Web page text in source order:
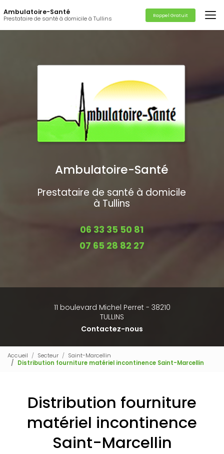
au
contenu
principal
Ambulatoire-Santé
Prestataire de santé à domicile à Tullins Rappel Gratuit
Ambulatoire-Santé
Prestataire de santé à domicile
à Tullins
06 33 35 50 81
07 65 28 82 27
11 boulevard Michel Perret - 38210
TULLINS
Contactez-nous
Accueil Secteur
Saint-Marcellin
Distribution fourniture matériel incontinence Saint-Marcellin
Distribution fourniture
matériel incontinence
Saint-Marcellin